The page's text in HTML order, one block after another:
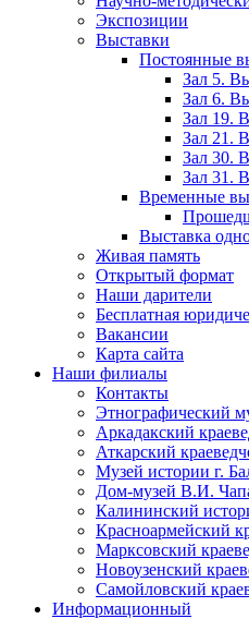
Экспозиции
Выставки
Постоянные
Зал 5.
Зал 6.
Зал 19.
Зал 21.
Зал 30.
Зал 31.
Временные
Выставка
Живая память
Открытый формат
Наши дарители
Бесплатная
Вакансии
Карта сайта
Наши филиалы
Контакты
Этнографический
Аркадакский
Аткарский
Музей истории г.
Дом-музей В.И.
Калининский
Красноармейский
Марксовский
Новоузенский
Самойловский
Информационный